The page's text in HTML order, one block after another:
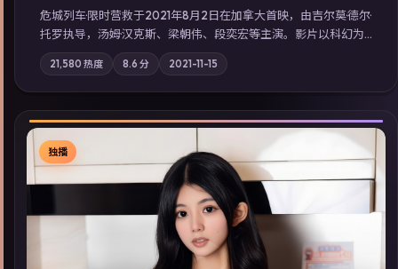
危城列车·限时营救于2021年8月2日在加拿大首映，由吉尔莫·德尔·
托罗执导，汤姆·汉克斯、梁朝伟、段奕宏等主演。影片以科幻为
叙事主轴，一场意外将众人卷入不可撤回的连锁反应；摄影与配
乐强化地域气质；站内亦可通过「国产免费观看高清电视剧在线
看」延展检索同类型高分佳作，畅享高清在线追剧体验。
21,580 热度 8.6 分 2021-11-15
▶
独播